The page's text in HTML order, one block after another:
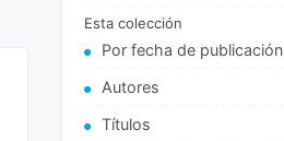
Esta colección
Por fecha de publicación
Autores
Títulos